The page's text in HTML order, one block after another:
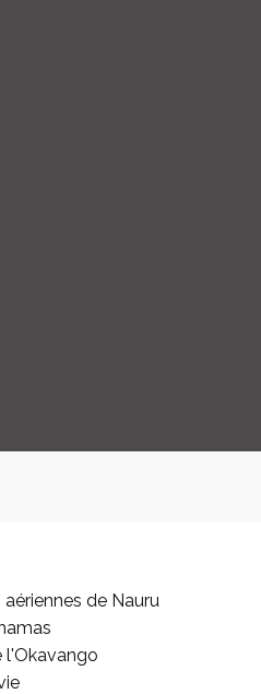
de Nauru
l'Okavango